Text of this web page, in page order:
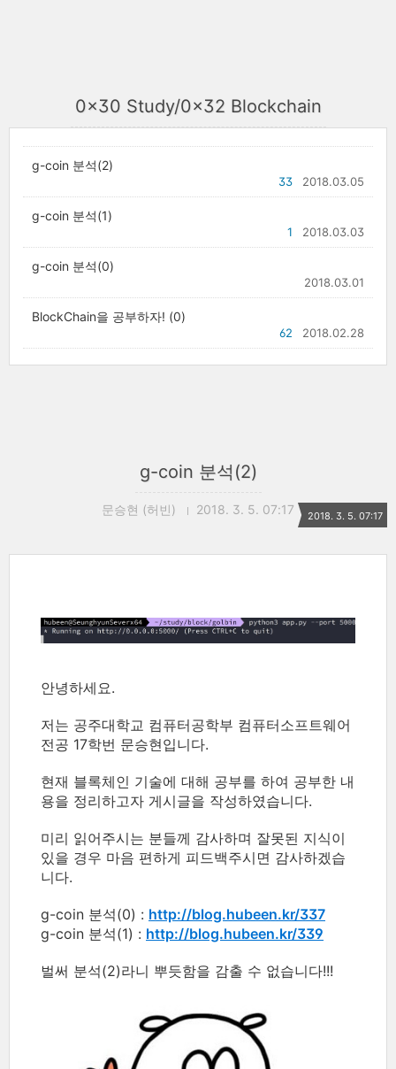
0x30 Study/0x32 Blockchain
g-coin 분석(2)
2018.03.05
33
g-coin 분석(1)
2018.03.03
1
g-coin 분석(0)
2018.03.01
BlockChain을 공부하자! (0)
2018.02.28
62
g-coin 분석(2)
문승현 (허빈) 2018. 3. 5. 07:17 2018. 3. 5. 07:17
안녕하세요.
저는 공주대학교 컴퓨터공학부 컴퓨터소프트웨어
전공 17학번 문승현입니다.
현재 블록체인 기술에 대해 공부를 하여 공부한 내
용을 정리하고자 게시글을 작성하였습니다.
미리 읽어주시는 분들께 감사하며 잘못된 지식이
있을 경우 마음 편하게 피드백주시면 감사하겠습
니다.
g-coin 분석(0) : http://blog.hubeen.kr/337
g-coin 분석(1) : http://blog.hubeen.kr/339
벌써 분석(2)라니 뿌듯함을 감출 수 없습니다!!!